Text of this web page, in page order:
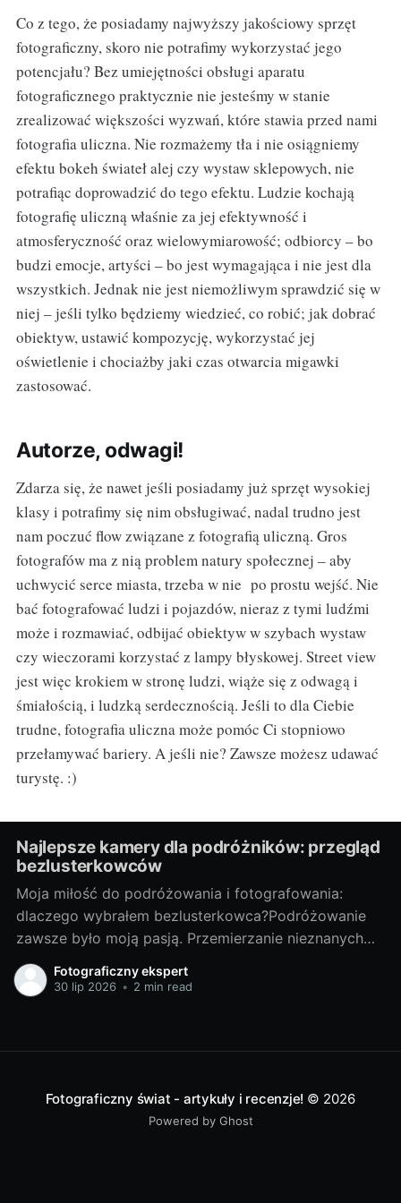
Co z tego, że posiadamy najwyższy jakościowy sprzęt
fotograficzny, skoro nie potrafimy wykorzystać jego
potencjału? Bez umiejętności obsługi aparatu
fotograficznego praktycznie nie jesteśmy w stanie
zrealizować większości wyzwań, które stawia przed nami
fotografia uliczna. Nie rozmażemy tła i nie osiągniemy
efektu bokeh świateł alej czy wystaw sklepowych, nie
potrafiąc doprowadzić do tego efektu. Ludzie kochają
fotografię uliczną właśnie za jej efektywność i
atmosferyczność oraz wielowymiarowość; odbiorcy – bo
budzi emocje, artyści – bo jest wymagająca i nie jest dla
wszystkich. Jednak nie jest niemożliwym sprawdzić się w
niej – jeśli tylko będziemy wiedzieć, co robić; jak dobrać
obiektyw, ustawić kompozycję, wykorzystać jej
oświetlenie i chociażby jaki czas otwarcia migawki
zastosować.
Autorze, odwagi!
Zdarza się, że nawet jeśli posiadamy już sprzęt wysokiej
klasy i potrafimy się nim obsługiwać, nadal trudno jest
nam poczuć flow związane z fotografią uliczną. Gros
fotografów ma z nią problem natury społecznej – aby
uchwycić serce miasta, trzeba w nie po prostu wejść. Nie
bać fotografować ludzi i pojazdów, nieraz z tymi ludźmi
może i rozmawiać, odbijać obiektyw w szybach wystaw
czy wieczorami korzystać z lampy błyskowej. Street view
jest więc krokiem w stronę ludzi, wiąże się z odwagą i
śmiałością, i ludzką serdecznością. Jeśli to dla Ciebie
trudne, fotografia uliczna może pomóc Ci stopniowo
przełamywać bariery. A jeśli nie? Zawsze możesz udawać
turystę. :)
Najlepsze kamery dla podróżników: przegląd
bezlusterkowców
Moja miłość do podróżowania i fotografowania:
dlaczego wybrałem bezlusterkowca?Podróżowanie
zawsze było moją pasją. Przemierzanie nieznanych
terenów, odkrywanie nowych miejsc, spotykanie
ciekawych ludzi - te doświadczenia są dla mnie
uwieczniać. Tak narodziła się moja
Fotograficzny ekspert
30 lip 2026 • 2 min read
Fotograficzny świat - artykuły i recenzje! © 2026
Powered by Ghost